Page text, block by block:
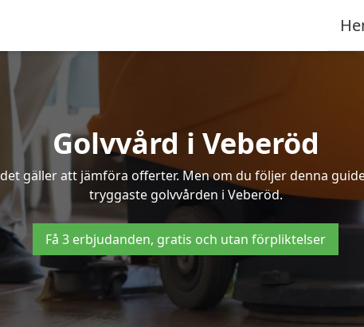
Golvvård i Veberöd
gäller att jämföra offerter. Men om du följer denna
tryggaste golvvården i Veberöd.
Få 3 erbjudanden, gratis och utan förpliktelser